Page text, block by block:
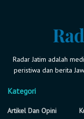
Radar Jatim adalah
peristiwa dan berita
Kategori
Artikel Dan Opini